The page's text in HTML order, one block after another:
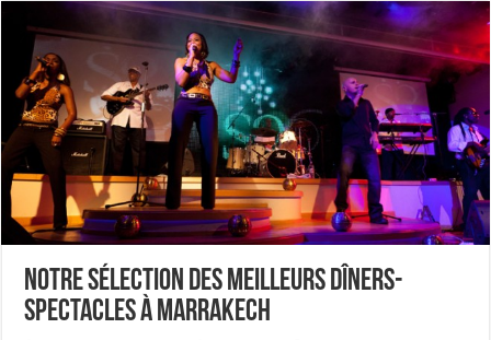
Notre sélection des meilleurs dîners-
spectacles à Marrakech